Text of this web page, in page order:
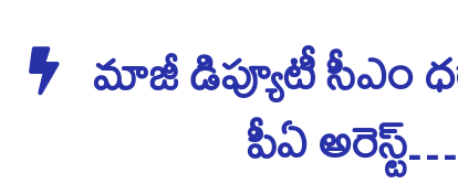
మాజీ డిప్యూటీ సీఎం
పీఏ